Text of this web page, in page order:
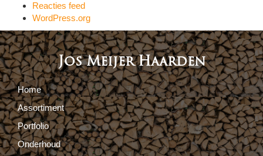
Reacties feed
WordPress.org
Jos Meijer Haarden
Home
Assortiment
Portfolio
Onderhoud